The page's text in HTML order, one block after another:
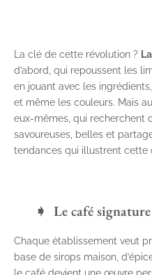
La clé de cette révolution ?
d’abord, qui repoussent les
en jouant avec les
et même les couleurs. Mais
eux-mêmes, qui recherchent
savoureuses, belles et
tendances qui illustrent cette
Le café signature
Chaque établissement veut
base de sirops maison,